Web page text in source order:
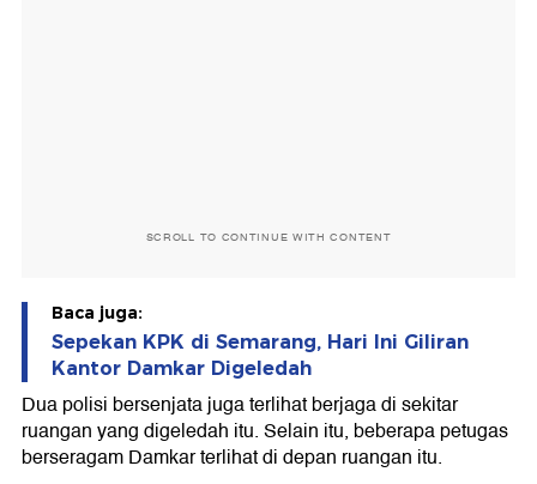
SCROLL TO CONTINUE WITH CONTENT
Baca juga:
Sepekan KPK di Semarang, Hari Ini Giliran
Kantor Damkar Digeledah
Dua polisi bersenjata juga terlihat berjaga di sekitar
ruangan yang digeledah itu. Selain itu, beberapa petugas
berseragam Damkar terlihat di depan ruangan itu.